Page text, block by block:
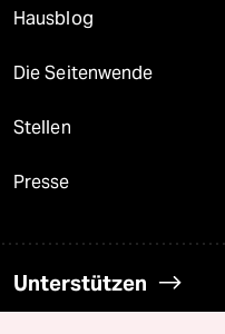
Hausblog
Die Seitenwende
Stellen
Presse
Unterstützen